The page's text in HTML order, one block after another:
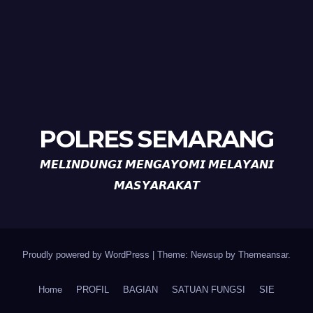
POLRES SEMARANG
𝙈𝙀𝙇𝙄𝙉𝘿𝙐𝙉𝙂𝙄 𝙈𝙀𝙉𝙂𝘼𝙔𝙊𝙈𝙄 𝙈𝙀𝙇𝘼𝙔𝘼𝙉𝙄
𝙈𝘼𝙎𝙔𝘼𝙍𝘼𝙆𝘼𝙏
Proudly powered by WordPress Theme: Newsup by Themeansar.
Home PROFIL BAGIAN SATUAN FUNGSI SIE